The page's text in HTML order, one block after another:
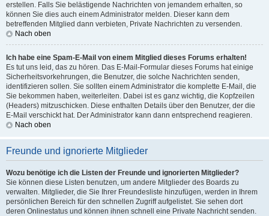
erstellen. Falls Sie belästigende Nachrichten von jemandem erhalten, so
können Sie dies auch einem Administrator melden. Dieser kann dem
betreffenden Mitglied dann verbieten, Private Nachrichten zu versenden.
Nach oben
Ich habe eine Spam-E-Mail von einem Mitglied dieses Forums erhalten!
Es tut uns leid, das zu hören. Das E-Mail-Formular dieses Forums hat einige
Sicherheitsvorkehrungen, die Benutzer, die solche Nachrichten senden,
identifizieren sollen. Sie sollten einem Administrator die komplette E-Mail, die
Sie bekommen haben, weiterleiten. Dabei ist es ganz wichtig, die Kopfzeilen
(Headers) mitzuschicken. Diese enthalten Details über den Benutzer, der die
E-Mail verschickt hat. Der Administrator kann dann entsprechend reagieren.
Nach oben
Freunde und ignorierte Mitglieder
Wozu benötige ich die Listen der Freunde und ignorierten Mitglieder?
Sie können diese Listen benutzen, um andere Mitglieder des Boards zu
verwalten. Mitglieder, die Sie Ihrer Freundesliste hinzufügen, werden in Ihrem
persönlichen Bereich für den schnellen Zugriff aufgelistet. Sie sehen dort
deren Onlinestatus und können ihnen schnell eine Private Nachricht senden.